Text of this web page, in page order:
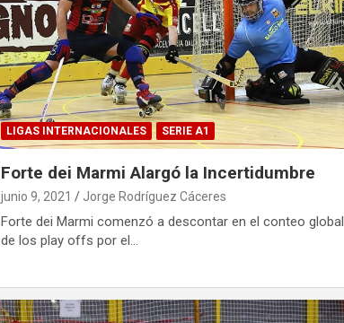
LIGAS INTERNACIONALES SERIE A1
Forte dei Marmi Alargó la Incertidumbre
junio 9, 2021 Jorge Rodríguez Cáceres
Forte dei Marmi comenzó a descontar en el conteo global
de los play offs por el…